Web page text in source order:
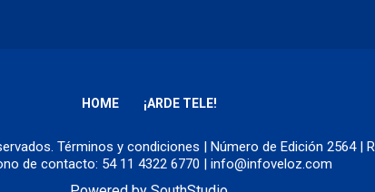
HOME ¡ARDE TELE!
Términos y condiciones | Número de Edición 2564 |
de contacto: 54 11 4322 6770 | info@infoveloz.com